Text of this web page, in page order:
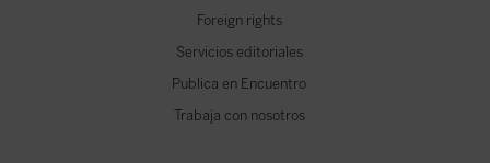
Foreign rights
Servicios editoriales
Publica en Encuentro
Trabaja con nosotros